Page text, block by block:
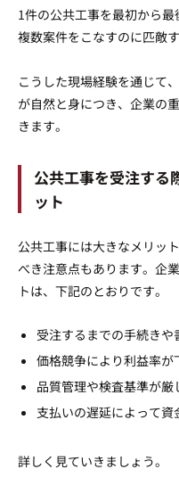
1件の公共工事を最初から
複数案件をこなすのに匹敵
こうした現場経験を通じて
が自然と身につき、企業の
きます。
公共工事を受注する
ット
公共工事には大きなメリッ
べき注意点もあります。企
トは、下記のとおりです。
受注するまでの手続き
価格競争により利益率が
品質管理や検査基準が
支払いの遅延によって
詳しく見ていきましょう。